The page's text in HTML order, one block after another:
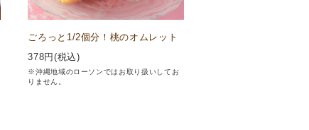
ごろっと1/2個分！桃のオムレット
378円(税込)
※沖縄地域のローソンではお取り扱いしてお
りません。